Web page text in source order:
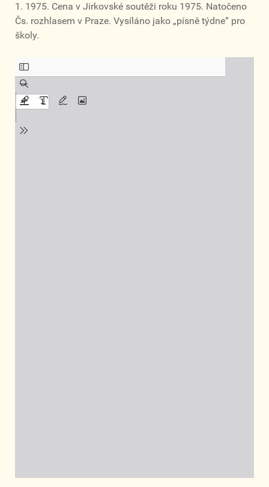
1. 1975. Cena v Jirkovské soutěži roku 1975. Natočeno
Čs. rozhlasem v Praze. Vysíláno jako „písně týdne“ pro
školy.